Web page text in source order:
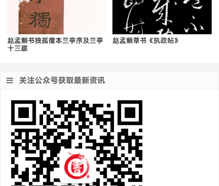
赵孟頫书独孤僧本兰亭序及兰亭
十三跋
赵孟頫草书《执政帖》
关注公众号获取最新资讯